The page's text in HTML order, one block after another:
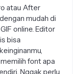
mudah di
online. Editor
bisa
font apa
Nggak perlu